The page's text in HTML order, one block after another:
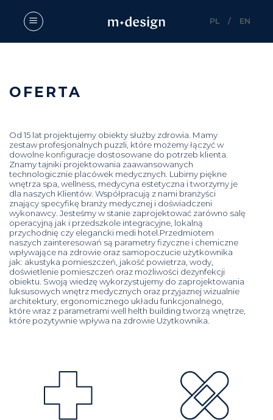
PL / EN
OFERTA
Od 15 lat projektujemy obiekty służby zdrowia. Mamy
zestaw profesjonalnych puzzli, które możemy łączyć w
dowolne konfiguracje dostosowane do potrzeb klienta.
Znamy tajniki projektowania zaawansowanych
technologicznie placówek medycznych. Lubimy piękne
wnętrza spa, wellness, medycyna estetyczna i tworzymy je
dla naszych Klientów. Współpracują z nami branżyści
znający specyfikę branży medycznej i doświadczeni
wykonawcy. Jesteśmy w stanie zaprojektować zarówno salę
operacyjną jak i przedszkole integracyjne, lokalną
przychodnię czy elegancki medi hotel.Przedmiotem
naszych zainteresowań są parametry fizyczne i chemiczne
wpływające na zdrowie oraz samopoczucie użytkownika
jak: akustyka pomieszczeń, jakość powietrza, wody,
doświetlenie pomieszczeń oraz możliwości dezynfekcji
obiektu. Swoją wiedzę wykorzystujemy do zaprojektowania
luksusowych wnętrz medycznych oraz przyjaznej wizualnie
architektury, ergonomicznego układu funkcjonalnego,
które wraz z parametrami well helth building tworzą wnętrze,
które pozytywnie wpływa na zdrowie Użytkownika.